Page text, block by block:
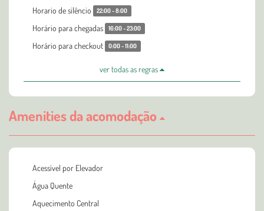
Horario de silêncio 22:00 - 8:00
Horário para chegadas 16:00 - 23:00
Horário para checkout 0:00 - 11:00
ver todas as regras
Amenities da acomodação
Acessível por Elevador
Água Quente
Aquecimento Central